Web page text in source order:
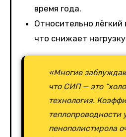
время года.
Относительно лёгкий
что снижает
«Многие
что СИП — это
технология.
теплопроводности
пенополистирола